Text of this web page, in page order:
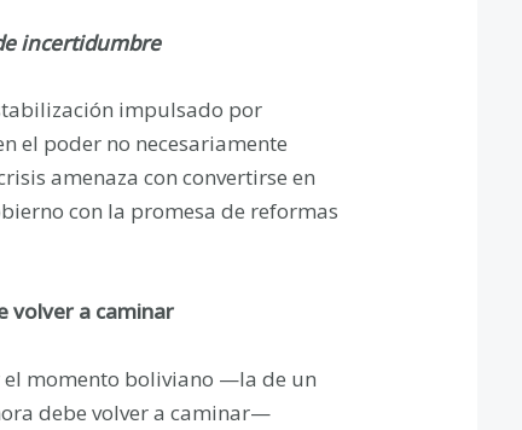
incertidumbre
impulsado por
el poder no necesariamente
amenaza con convertirse en
con la promesa de reformas
volver a caminar
momento boliviano —la de un
debe volver a caminar—